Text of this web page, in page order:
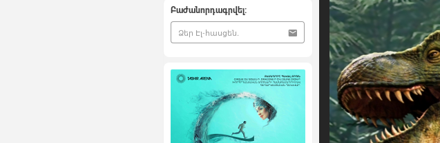
Բաժանորդագրվել: